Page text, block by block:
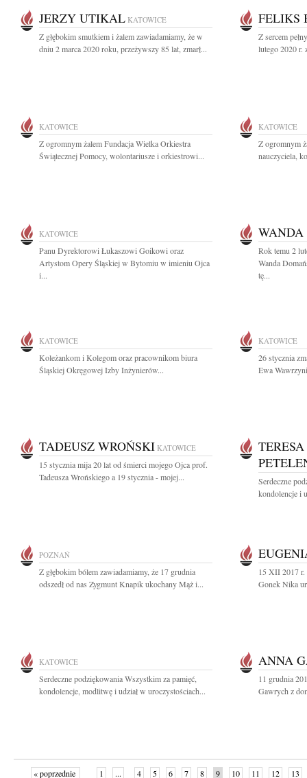
JERZY UTIKAL KATOWICE
Z głębokim smutkiem i żalem zawiadamiamy, że w
dniu 2 marca 2020 roku, przeżywszy 85 lat, zmarł...
FELIKS
Z sercem
lutego 2020 r.
KATOWICE
Z ogromnym żalem Fundacja Wielka Orkiestra
Świątecznej Pomocy, wolontariusze i orkiestrowi...
KATOWICE
Z ogromnym
nauczyciela,
KATOWICE
Panu Dyrektorowi Łukaszowi Goikowi oraz
Artystom Opery Śląskiej w Bytomiu w imieniu Ojca
i...
Rok temu 2
Wanda
tę...
KATOWICE
Koleżankom i Kolegom oraz pracownikom biura
Śląskiej Okręgowej Izby Inżynierów...
KATOWICE
26 stycznia
Ewa
TADEUSZ WROŃSKI KATOWICE
15 stycznia mija 20 lat od śmierci mojego Ojca prof.
Tadeusza Wrońskiego a 19 stycznia - mojej...
Serdeczne
kondolencje i
POZNAŃ
Z głębokim bólem zawiadamiamy, że 17 grudnia
odszedł od nas Zygmunt Knapik ukochany Mąż i...
15 XII 2017 r.
Gonek Nika
KATOWICE
Serdeczne podziękowania Wszystkim za pamięć,
kondolencje, modlitwę i udział w uroczystościach...
ANNA
11 grudnia
Gawrych z
« poprzednie 1 ... 4 5 6 7 8 9 10 11 12 13